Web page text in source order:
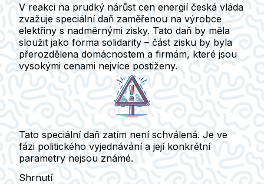
V reakci na prudký nárůst cen energiíčeská vláda
zvažuje speciální daň zaměřenou na výrobce
elektřiny s nadměrnými zisky. Tato daň by měla
sloužit jako forma solidarity – část zisku by byla
přerozdělena domácnostem a firmám, které jsou
vysokými cenami nejvíce postiženy.
Tato speciální daň zatím není schválená. Je ve
fázi politického vyjednávání a její konkrétní
parametry nejsou známé.
Shrnutí